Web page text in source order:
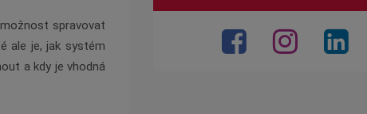
spravovat
ale je, jak systém
a kdy je vhodná